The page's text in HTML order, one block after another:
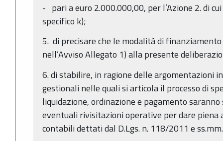
- pari a euro 2.000.000,00, per l’Azione 2. di
specifico k);
5. di precisare che le modalità di
nell’Avviso Allegato 1) alla presente
6. di stabilire, in ragione delle argomentazioni
gestionali nelle quali si articola il processo di
liquidazione, ordinazione e pagamento
eventuali rivisitazioni operative per dare
contabili dettati dal D.Lgs. n. 118/2011 e